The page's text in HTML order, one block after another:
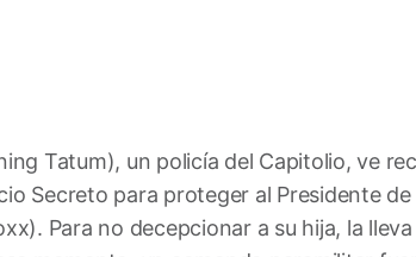
Tatum), un policía del Capitolio, ve
Secreto para proteger al Presidente
Para no decepcionar a su hija, la